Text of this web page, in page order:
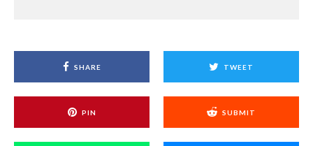
SHARE TWEET
PIN SUBMIT